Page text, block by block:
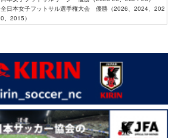
全日本女子フットサル選手権大会 優勝（2026、2024、202
0、2015）